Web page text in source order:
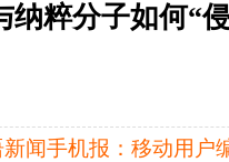
纳粹分子如何“
闻手机报：移动用户